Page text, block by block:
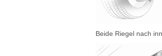
Beide Riegel nach